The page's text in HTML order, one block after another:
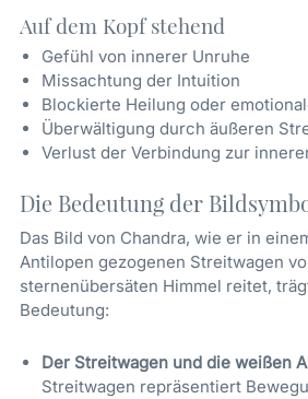
Auf dem Kopf stehend
Gefühl von innerer Unruhe
Missachtung der Intuition
Blockierte Heilung oder
Überwältigung durch äußeren
Verlust der Verbindung zur
Die Bedeutung der
Das Bild von Chandra, wie er in
Antilopen gezogenen Streitwagen
sternenübersäten Himmel reitet,
Bedeutung:
Der Streitwagen und die weißen
Streitwagen repräsentiert